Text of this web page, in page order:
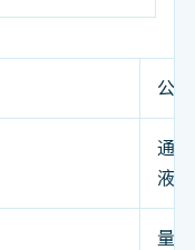
公
通
液
量